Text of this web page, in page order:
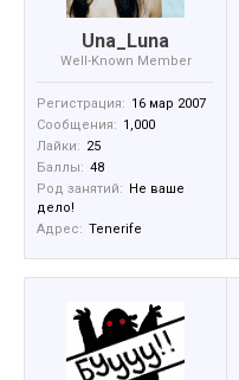
Una_Luna
Well-Known Member
Регистрация: 16 мар 2007
Сообщения: 1,000
Лайки: 25
Баллы: 48
Род занятий: Не ваше
дело!
Адрес: Tenerife